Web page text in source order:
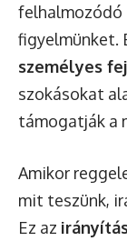
felhalmozódó
figyelmünket.
személyes
szokásokat
támogatják a
Amikor
mit teszünk,
Ez az